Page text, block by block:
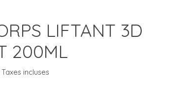
LIFTANT 3D
200ML
Taxes incluses